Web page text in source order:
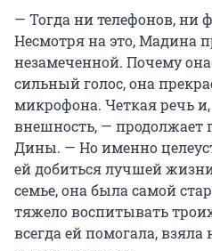
— Тогда ни телефонов, ни
Несмотря на это, Мадина
незамеченной. Почему она
сильный голос, она
микрофона. Четкая речь
внешность, — продолжает
Дины. — Но именно
ей добиться лучшей
семье, она была самой
тяжело воспитывать
всегда ей помогала, взяла